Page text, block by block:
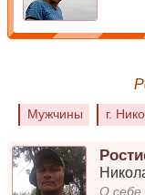
Мужчины г.
О себе